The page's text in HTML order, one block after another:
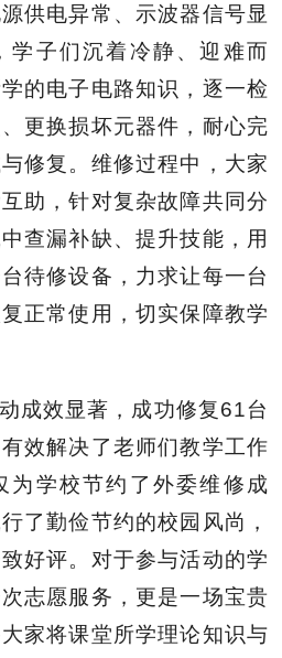
供电异常、示波器信号显
学子们沉着冷静、迎难而
的电子电路知识，逐一检
更换损坏元器件，耐心完
修复。维修过程中，大家
助，针对复杂故障共同分
查漏补缺、提升技能，用
待修设备，力求让每一台
正常使用，切实保障教学
成效显著，成功修复61台
效解决了老师们教学工作
为学校节约了外委维修成
了勤俭节约的校园风尚，
好评。对于参与活动的学
志愿服务，更是一场宝贵
家将课堂所学理论知识与